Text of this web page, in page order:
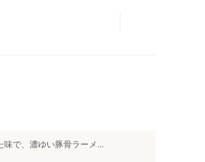
で、濃ゆい豚骨ラーメ...